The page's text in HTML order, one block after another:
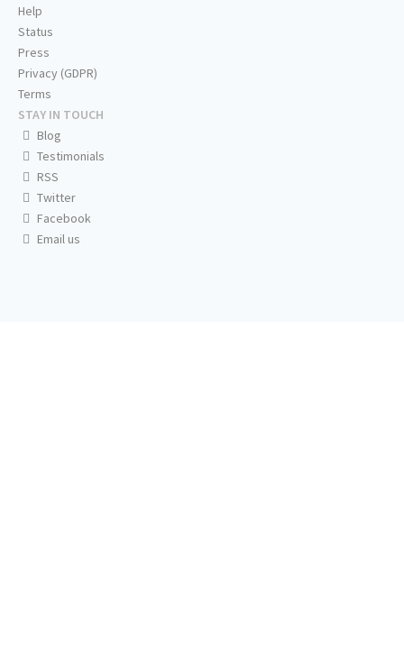
Help
Status
Press
Privacy (GDPR)
Terms
STAY IN TOUCH
Blog
Testimonials
RSS
Twitter
Facebook
Email us